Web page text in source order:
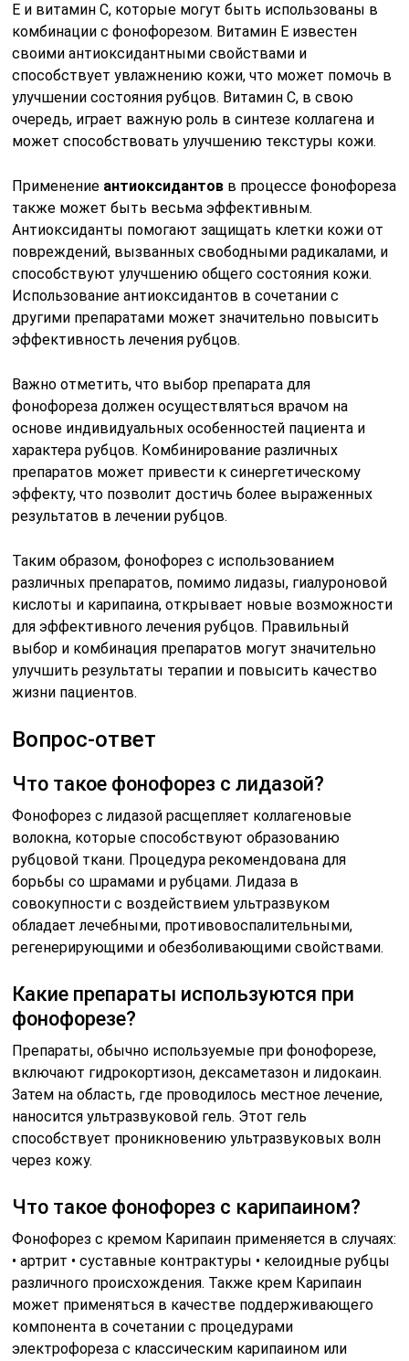
E и витамин C, которые могут быть использованы в
комбинации с фонофорезом. Витамин E известен
своими антиоксидантными свойствами и
способствует увлажнению кожи, что может помочь в
улучшении состояния рубцов. Витамин C, в свою
очередь, играет важную роль в синтезе коллагена и
может способствовать улучшению текстуры кожи.
Применение антиоксидантов в процессе фонофореза
также может быть весьма эффективным.
Антиоксиданты помогают защищать клетки кожи от
повреждений, вызванных свободными радикалами, и
способствуют улучшению общего состояния кожи.
Использование антиоксидантов в сочетании с
другими препаратами может значительно повысить
эффективность лечения рубцов.
Важно отметить, что выбор препарата для
фонофореза должен осуществляться врачом на
основе индивидуальных особенностей пациента и
характера рубцов. Комбинирование различных
препаратов может привести к синергетическому
эффекту, что позволит достичь более выраженных
результатов в лечении рубцов.
Таким образом, фонофорез с использованием
различных препаратов, помимо лидазы, гиалуроновой
кислоты и карипаина, открывает новые возможности
для эффективного лечения рубцов. Правильный
выбор и комбинация препаратов могут значительно
улучшить результаты терапии и повысить качество
жизни пациентов.
Вопрос-ответ
Что такое фонофорез с лидазой?
Фонофорез с лидазой расщепляет коллагеновые
волокна, которые способствуют образованию
рубцовой ткани. Процедура рекомендована для
борьбы со шрамами и рубцами. Лидаза в
совокупности с воздействием ультразвуком
обладает лечебными, противовоспалительными,
регенерирующими и обезболивающими свойствами.
Какие препараты используются при
фонофорезе?
Препараты, обычно используемые при фонофорезе,
включают гидрокортизон, дексаметазон и лидокаин.
Затем на область, где проводилось местное лечение,
наносится ультразвуковой гель. Этот гель
способствует проникновению ультразвуковых волн
через кожу.
Что такое фонофорез с карипаином?
Фонофорез с кремом Карипаин применяется в случаях:
• артрит • суставные контрактуры • келоидные рубцы
различного происхождения. Также крем Карипаин
может применяться в качестве поддерживающего
компонента в сочетании с процедурами
электрофореза с классическим карипаином или